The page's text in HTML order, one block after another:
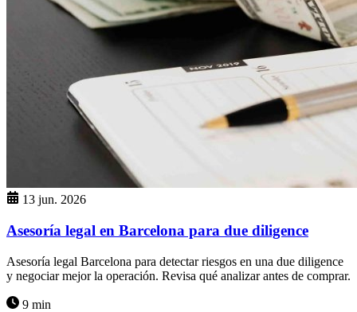
13 jun. 2026
Asesoría legal en Barcelona para due diligence
Asesoría legal Barcelona para detectar riesgos en una due diligence
y negociar mejor la operación. Revisa qué analizar antes de comprar.
9 min